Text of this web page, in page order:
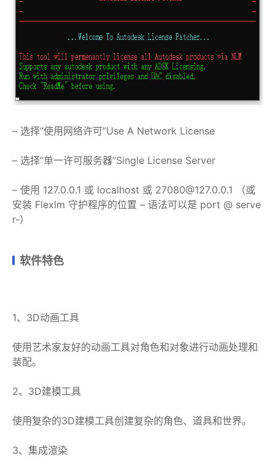
– 选择“使用网络许可”Use A Network License
– 选择“单一许可服务器”Single License Server
– 使用 127.0.0.1 或 localhost 或 27080@127.0.0.1 （或
安装 Flexlm 守护程序的位置 – 语法可以是 port @ serve
r-）
软件特色
1、3D动画工具
使用艺术家友好的动画工具对角色和对象进行动画处理和
装配。
2、3D建模工具
使用复杂的3D建模工具创建复杂的角色、道具和世界。
3、集成渲染